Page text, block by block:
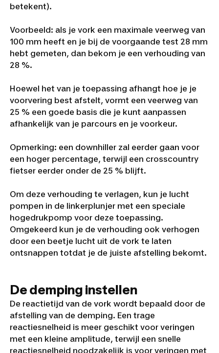
betekent).
Voorbeeld: als je vork een maximale veerweg van
100 mm heeft en je bij de voorgaande test 28 mm
hebt gemeten, dan bekom je een verhouding van
28 %.
Hoewel het van je toepassing afhangt hoe je je
voorvering best afstelt, vormt een veerweg van
25 % een goede basis die je kunt aanpassen
afhankelijk van je parcours en je voorkeur.
Opmerking: een downhiller zal eerder gaan voor
een hoger percentage, terwijl een crosscountry
fietser eerder onder de 25 % blijft.
Om deze verhouding te verlagen, kun je lucht
pompen in de linkerplunjer met een speciale
hogedrukpomp voor deze toepassing.
Omgekeerd kun je de verhouding ook verhogen
door een beetje lucht uit de vork te laten
ontsnappen totdat je de juiste afstelling bekomt.
De demping instellen
De reactietijd van de vork wordt bepaald door de
afstelling van de demping. Een trage
reactiesnelheid is meer geschikt voor veringen
met een kleine amplitude, terwijl een snelle
reactiesnelheid noodzakelijk is voor veringen met